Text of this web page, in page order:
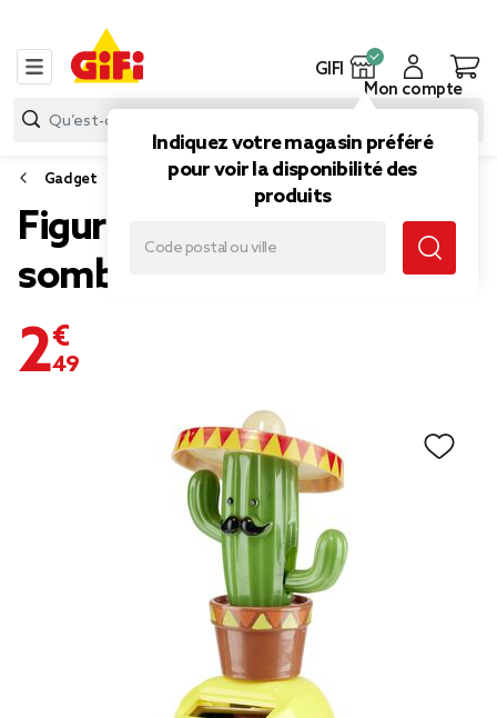
GIFI
Indiquez votre magasin préféré
pour voir la disponibilité des
produits
Mon compte
Gadget
Figurine solaire dansante
sombrero cactus H10,5cm
2,49 €